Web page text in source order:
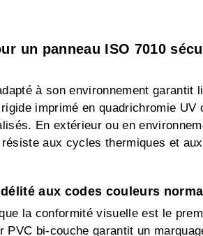
un panneau ISO 7010
à son environnement garantit
imprimé en quadrichromie
En extérieur ou en
aux cycles thermiques et
aux codes couleurs
la conformité visuelle est le
PVC bi-couche garantit un